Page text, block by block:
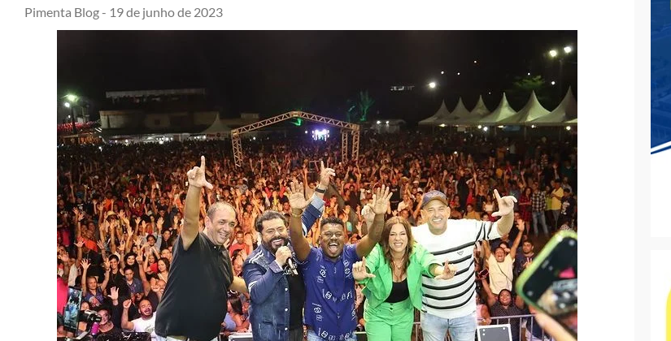
Pimenta Blog - 19 de junho de 2023